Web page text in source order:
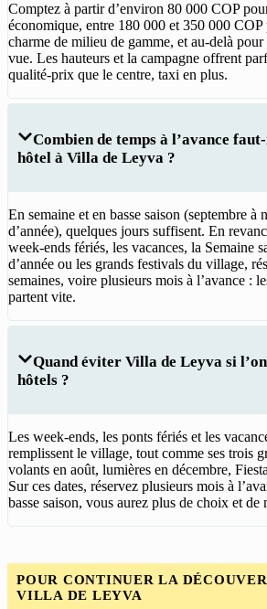
Comptez à partir d’environ 80 000 COP
économique, entre 180 000 et 350 000
charme de milieu de gamme, et au-delà
vue. Les hauteurs et la campagne offrent
qualité-prix que le centre, taxi en plus.
Combien de temps à l’avance
hôtel à Villa de Leyva ?
En semaine et en basse saison (septembre à
d’année), quelques jours suffisent. En
week-ends fériés, les vacances, la Semaine
d’année ou les grands festivals du village,
semaines, voire plusieurs mois à l’avance :
partent vite.
Quand éviter Villa de Leyva si
hôtels ?
Les week-ends, les ponts fériés et les
remplissent le village, tout comme ses trois
volants en août, lumières en décembre,
Sur ces dates, réservez plusieurs mois à
basse saison, vous aurez plus de choix et de
POUR CONTINUER LA
VILLA DE LEYVA